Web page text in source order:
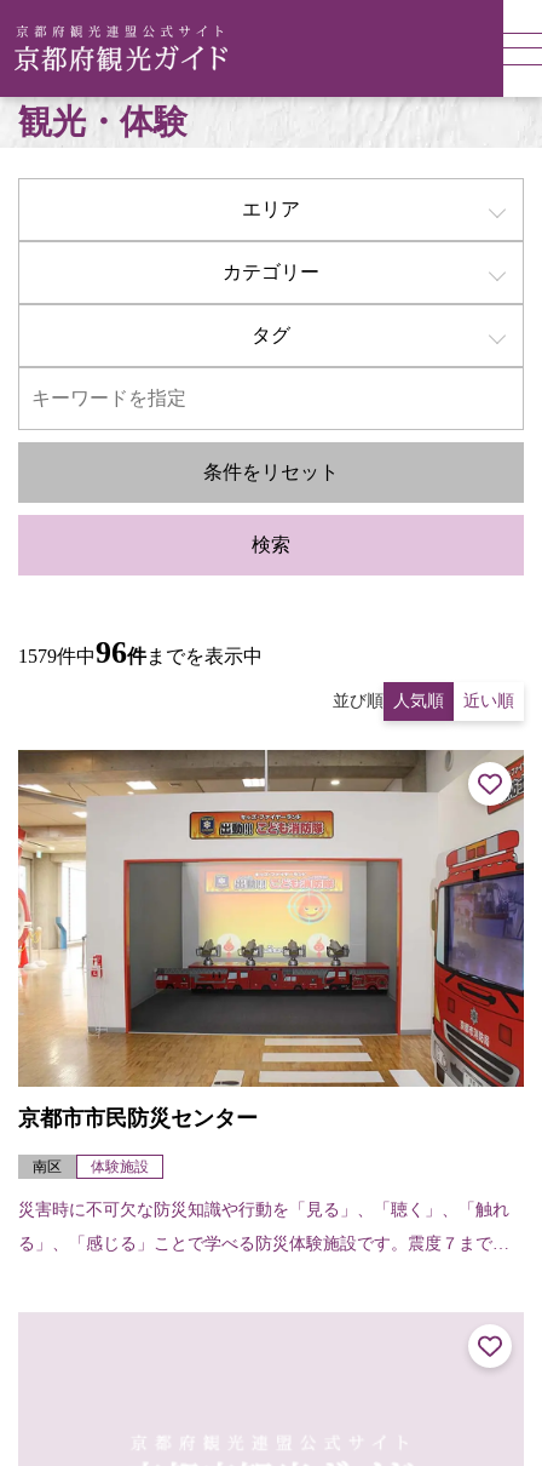
観光・体験
エリア
カテゴリー
タグ
条件をリセット
検索
1579件中96件までを表示中
並び順 人気順 近い順
京都市市民防災センター
南区 体験施設
災害時に不可欠な防災知識や行動を「見る」、「聴く」、「触れ
る」、「感じる」ことで学べる防災体験施設です。震度７までの
ぶ「地震体験室」、大...